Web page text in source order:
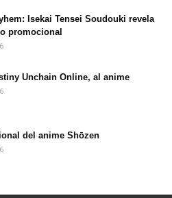
Isekai Tensei Soudouki revela
promocional
Unchain Online, al anime
del anime Shōzen